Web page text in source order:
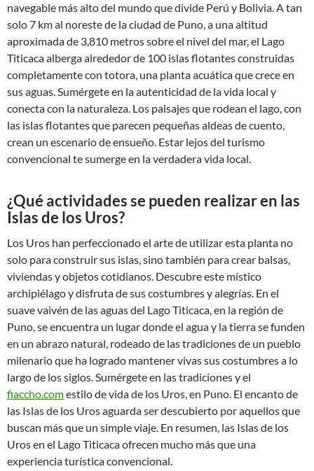
navegable más alto del mundo que divide Perú y Bolivia. A tan
solo 7 km al noreste de la ciudad de Puno, a una altitud
aproximada de 3,810 metros sobre el nivel del mar, el Lago
Titicaca alberga alrededor de 100 islas flotantes construidas
completamente con totora, una planta acuática que crece en
sus aguas. Sumérgete en la autenticidad de la vida local y
conecta con la naturaleza. Los paisajes que rodean el lago, con
las islas flotantes que parecen pequeñas aldeas de cuento,
crean un escenario de ensueño. Estar lejos del turismo
convencional te sumerge en la verdadera vida local.
¿Qué actividades se pueden realizar en las
Islas de los Uros?
Los Uros han perfeccionado el arte de utilizar esta planta no
solo para construir sus islas, sino también para crear balsas,
viviendas y objetos cotidianos. Descubre este místico
archipiélago y disfruta de sus costumbres y alegrías. En el
suave vaivén de las aguas del Lago Titicaca, en la región de
Puno, se encuentra un lugar donde el agua y la tierra se funden
en un abrazo natural, rodeado de las tradiciones de un pueblo
milenario que ha logrado mantener vivas sus costumbres a lo
largo de los siglos. Sumérgete en las tradiciones y el
fiaccho.comestilo de vida de los Uros, en Puno. El encanto de
las Islas de los Uros aguarda ser descubierto por aquellos que
buscan más que un simple viaje. En resumen, las Islas de los
Uros en el Lago Titicaca ofrecen mucho más que una
experiencia turística convencional.